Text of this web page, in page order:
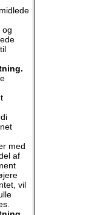
og
med
af
vil